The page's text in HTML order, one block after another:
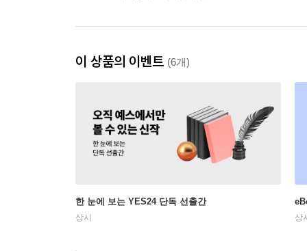
이 상품의 이벤트 (6개)
한 눈에 보는 YES24 단독 선출간
상시 상